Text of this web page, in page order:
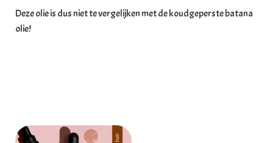
Deze olie is dus niet te vergelijken met de koudgeperste batana
olie!